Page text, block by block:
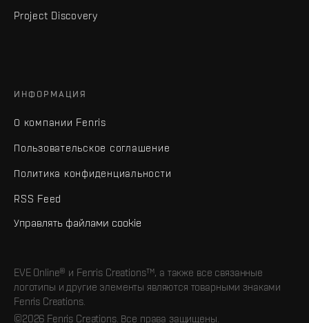
Project Discovery
ИНФОРМАЦИЯ
О компании Fenris
Пользовательское соглашение
Политика конфиденциальности
RSS Feed
Управлять файлами cookie
EVE Online® и Fenris Creations™, а также все связанные
логотипы и другие элементы являются товарными знаками
Fenris Creations.
©2026 Fenris Creations. Все права защищены.